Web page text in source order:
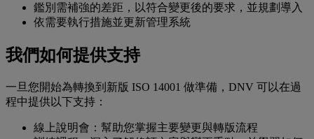
鑑別需補強的差距，以符合變更後的要求，並規劃導入
依需要執行措施並更新管理系統
我們如何提供支持
一旦您開始為轉換到新版 ISO 14001 做準備，DNV 可以在過
程中提供以下支持：
線上說明會：幫助您掌握主要變更與轉版流程